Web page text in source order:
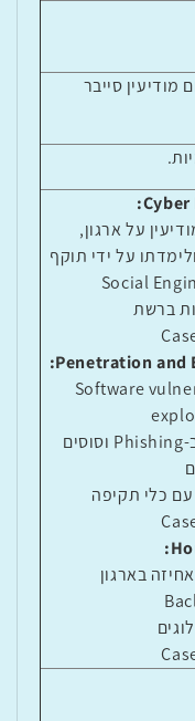
מודיעין סייבר
:
על ארגון,
על ידי תוקף
Social
ברשת
Penetration and
:
Software
Phishing וסוסים
עם כלי תקיפה
:
בארגון